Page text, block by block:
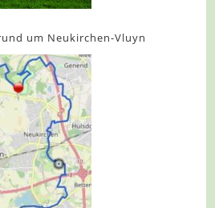
um Neukirchen-Vluyn